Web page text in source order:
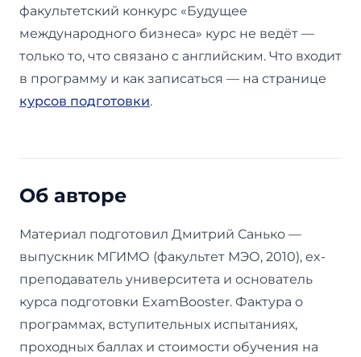
факультетский конкурс «Будущее
международного бизнеса» курс не ведёт —
только то, что связано с английским. Что входит
в программу и как записаться — на странице
курсов подготовки.
Об авторе
Материал подготовил Дмитрий Санько —
выпускник МГИМО (факультет МЭО, 2010), ex-
преподаватель университета и основатель
курса подготовки ExamBooster. Фактура о
программах, вступительных испытаниях,
проходных баллах и стоимости обучения на